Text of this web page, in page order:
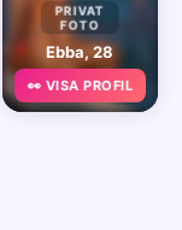
PRIVAT
FOTO
Ebba, 28
👀 VISA PROFIL